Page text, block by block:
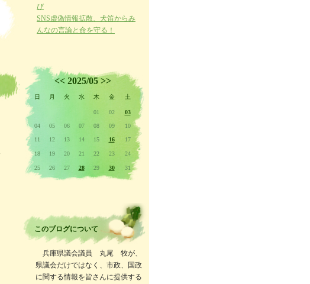
び
SNS虚偽情報拡散、犬笛からみ
んなの言論と命を守る！
<< 2025/05 >>
日 月 火 水 木 金 土
01 02 03
04 05 06 07 08 09 10
11 12 13 14 15 16 17
18 19 20 21 22 23 24
25 26 27 28 29 30 31
このブログについて
兵庫県議会議員 丸尾 牧が、
県議会だけではなく、市政、国政
に関する情報を皆さんに提供する